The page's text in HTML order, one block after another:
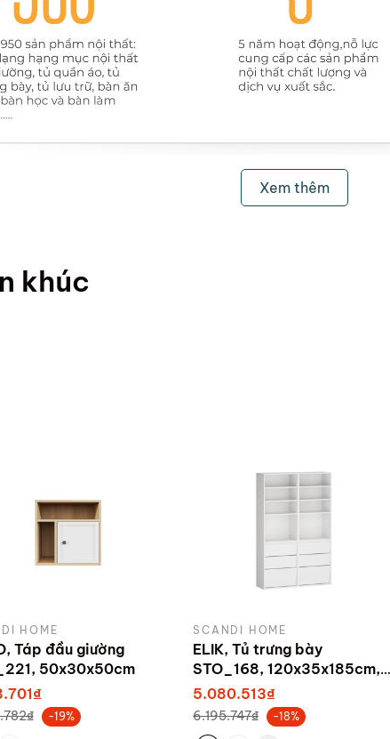
Xem thêm
khúc
HOME
Táp đầu giường
50x30x50cm
-19%
SCANDI HOME
ELIK, Tủ trưng bày
STO_168, 120x35x185cm,
sản xuất bởi Scandi Home
5.080.513₫
6.195.747₫ -18%